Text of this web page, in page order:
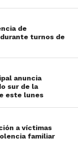
de
turnos de
anuncia
sur de la
este lunes
a víctimas
familiar